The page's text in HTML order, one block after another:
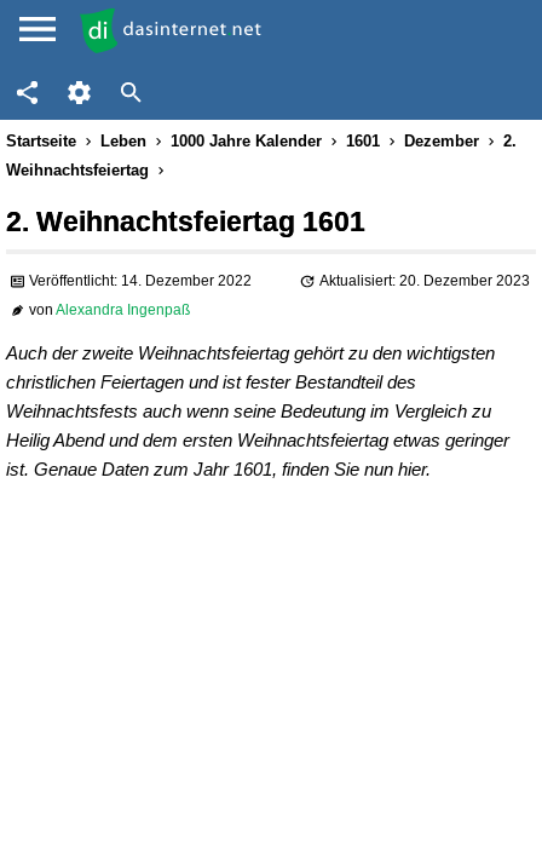
Startseite Leben 1000 Jahre Kalender 1601 Dezember
2.
Weihnachtsfeiertag
2. Weihnachtsfeiertag 1601
Veröffentlicht: 14. Dezember 2022
Aktualisiert: 20. Dezember 2023
vonAlexandra Ingenpaß
Auch der zweite Weihnachtsfeiertag gehört zu den wichtigsten
christlichen Feiertagen und ist fester Bestandteil des
Weihnachtsfests auch wenn seine Bedeutung im Vergleich zu
Heilig Abend und dem ersten Weihnachtsfeiertag etwas geringer
ist. Genaue Daten zum Jahr 1601, finden Sie nun hier.